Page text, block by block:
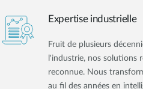
Expertise industrielle
Fruit de plusieurs
l'industrie, nos solutions
reconnue. Nous
au fil des années en